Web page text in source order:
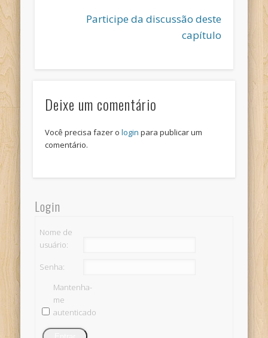
Participe da discussão deste
capítulo
Deixe um comentário
Você precisa fazer o login para publicar um
comentário.
Login
Nome de
usuário:
Senha:
Mantenha-
me
autenticado